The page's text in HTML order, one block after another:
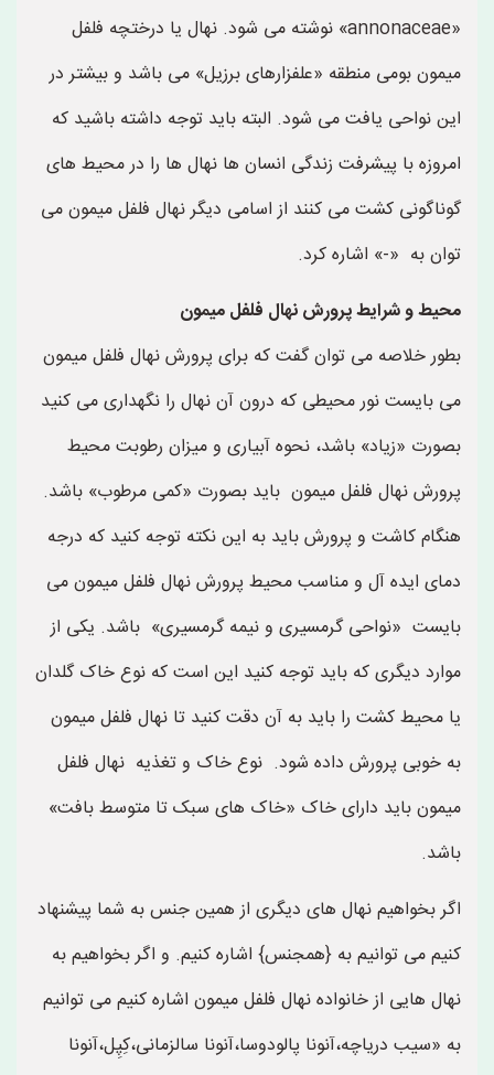
«annonaceae» نوشته می شود. نهال یا درختچه فلفل
میمون بومی منطقه «علفزارهای برزیل» می باشد و بیشتر در
این نواحی یافت می شود. البته باید توجه داشته باشید که
امروزه با پیشرفت زندگی انسان ها نهال ها را در محیط های
گوناگونی کشت می کنند از اسامی دیگر نهال فلفل میمون می
توان به «-» اشاره کرد.
محیط و شرایط پرورش نهال فلفل میمون
بطور خلاصه می توان گفت که برای پرورش نهال فلفل میمون
می بایست نور محیطی که درون آن نهال را نگهداری می کنید
بصورت «زیاد» باشد، نحوه آبیاری و میزان رطوبت محیط
پرورش نهال فلفل میمون باید بصورت «کمی مرطوب» باشد.
هنگام کاشت و پرورش باید به این نکته توجه کنید که درجه
دمای ایده آل و مناسب محیط پرورش نهال فلفل میمون می
بایست «نواحی گرمسیری و نیمه گرمسیری» باشد. یکی از
موارد دیگری که باید توجه کنید این است که نوع خاک گلدان
یا محیط کشت را باید به آن دقت کنید تا نهال فلفل میمون
به خوبی پرورش داده شود. نوع خاک و تغذیه نهال فلفل
میمون باید دارای خاک «خاک های سبک تا متوسط بافت»
باشد.
اگر بخواهیم نهال های دیگری از همین جنس به شما پیشنهاد
کنیم می توانیم به {همجنس} اشاره کنیم. و اگر بخواهیم به
نهال هایی از خانواده نهال فلفل میمون اشاره کنیم می توانیم
به «سیب دریاچه،آنونا پالودوسا،آنونا سالزمانی،کِپِل،آنونا